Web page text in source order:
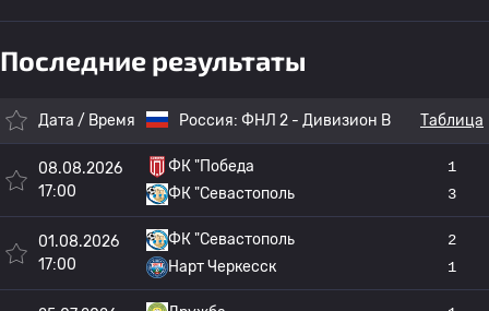
Последние результаты
Дата / Время Россия: ФНЛ 2 - Дивизион B Таблица
08.08.2026
17:00
ФК "Победа
ФК "Севастополь
1
3
01.08.2026
17:00
ФК "Севастополь
Нарт Черкесск
2
1